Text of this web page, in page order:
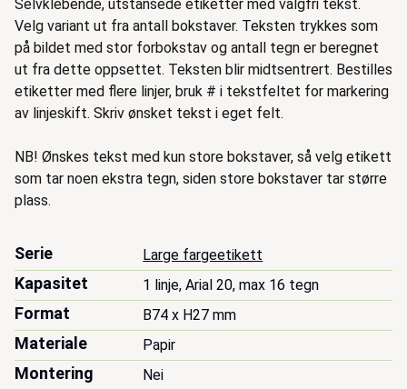
Beskrivelse
Selvklebende, utstansede etiketter med valgfri tekst.
Velg variant ut fra antall bokstaver. Teksten trykkes som
på bildet med stor forbokstav og antall tegn er beregnet
ut fra dette oppsettet. Teksten blir midtsentrert. Bestilles
etiketter med flere linjer, bruk # i tekstfeltet for markering
av linjeskift. Skriv ønsket tekst i eget felt.
NB! Ønskes tekst med kun store bokstaver, så velg etikett
som tar noen ekstra tegn, siden store bokstaver tar større
plass.
Serie Large fargeetikett
Kapasitet 1 linje, Arial 20, max 16 tegn
Format B74 x H27 mm
Materiale Papir
Montering Nei